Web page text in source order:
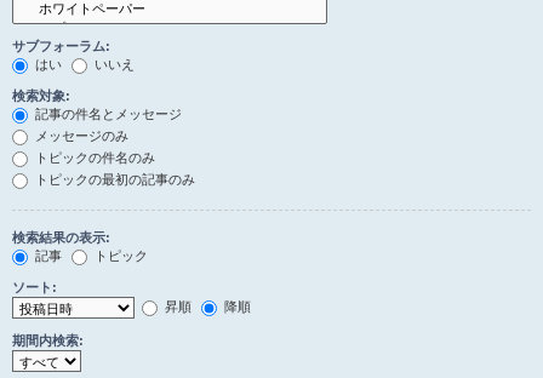
サブフォーラム:
はい
いいえ
検索対象:
記事の件名とメッセージ
メッセージのみ
トピックの件名のみ
トピックの最初の記事のみ
検索結果の表示:
記事
トピック
ソート:
昇順
降順
期間内検索: